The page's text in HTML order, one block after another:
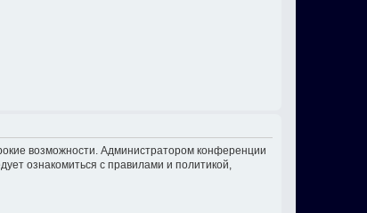
возможности. Администратором конференции
ознакомиться с правилами и политикой,